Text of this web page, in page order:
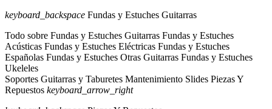
keyboard_backspace Fundas y Estuches Guitarras
Todo sobre Fundas y Estuches Guitarras Fundas y Estuches
Acústicas Fundas y Estuches Eléctricas Fundas y Estuches
Españolas Fundas y Estuches Otras Guitarras Fundas y Estuches
Ukeleles
Soportes Guitarras y Taburetes Mantenimiento Slides Piezas Y
Repuestos keyboard_arrow_right